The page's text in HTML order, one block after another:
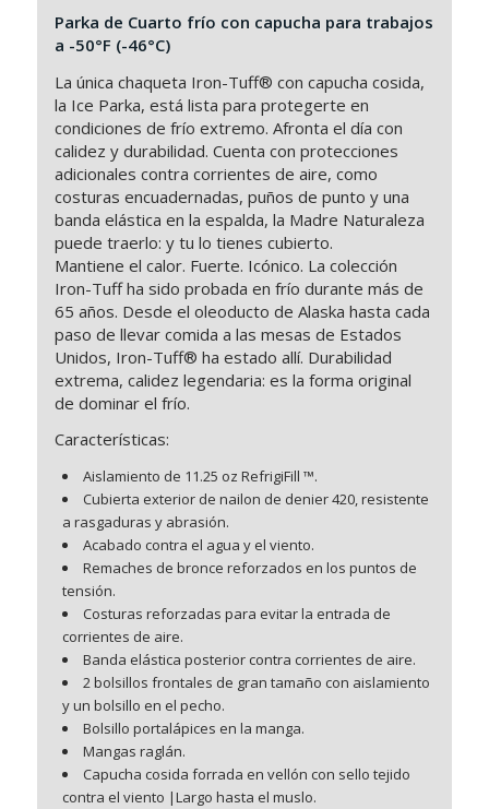
Parka de Cuarto frío con capucha para trabajos
a -50°F (-46°C)
La única chaqueta Iron-Tuff® con capucha cosida,
la Ice Parka, está lista para protegerte en
condiciones de frío extremo. Afronta el día con
calidez y durabilidad. Cuenta con protecciones
adicionales contra corrientes de aire, como
costuras encuadernadas, puños de punto y una
banda elástica en la espalda, la Madre Naturaleza
puede traerlo: y tu lo tienes cubierto.
Mantiene el calor. Fuerte. Icónico. La colección
Iron-Tuff ha sido probada en frío durante más de
65 años. Desde el oleoducto de Alaska hasta cada
paso de llevar comida a las mesas de Estados
Unidos, Iron-Tuff® ha estado allí. Durabilidad
extrema, calidez legendaria: es la forma original
de dominar el frío.
Características:
Aislamiento de 11.25 oz RefrigiFill ™.
Cubierta exterior de nailon de denier 420, resistente
a rasgaduras y abrasión.
Acabado contra el agua y el viento.
Remaches de bronce reforzados en los puntos de
tensión.
Costuras reforzadas para evitar la entrada de
corrientes de aire.
Banda elástica posterior contra corrientes de aire.
2 bolsillos frontales de gran tamaño con aislamiento
y un bolsillo en el pecho.
Bolsillo portalápices en la manga.
Mangas raglán.
Capucha cosida forrada en vellón con sello tejido
contra el viento |Largo hasta el muslo.